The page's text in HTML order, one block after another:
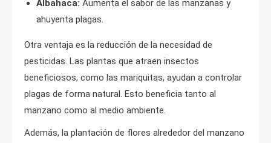
Albahaca: Aumenta el sabor de las manzanas y
ahuyenta plagas.
Otra ventaja es la reducción de la necesidad de
pesticidas. Las plantas que atraen insectos
beneficiosos, como las mariquitas, ayudan a controlar
plagas de forma natural. Esto beneficia tanto al
manzano como al medio ambiente.
Además, la plantación de flores alrededor del manzano